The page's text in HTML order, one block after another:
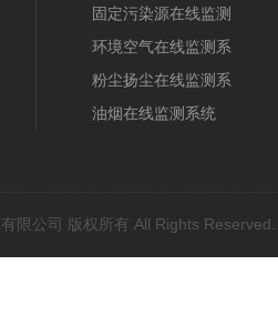
固定污染源在线监测
系统
环境空气在线监测系
统
粉尘扬尘在线监测系
统
油烟在线监测系统
限公司 版权所有 All Rights